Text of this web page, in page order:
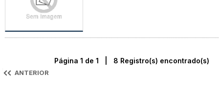
ANTERIOR
Página 1 de 1 | 8 Registro(s) encontrado(s)